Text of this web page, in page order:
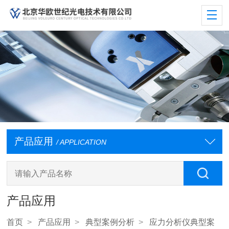
产品应用 / APPLICATION
产品应用
首页 > 产品应用 >典型案例分析 > 应力分析仪典型案